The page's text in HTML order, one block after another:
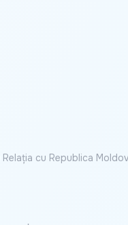
cu Republica